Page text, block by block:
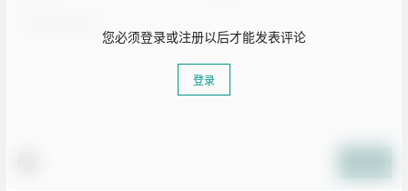
您必须登录或注册以后才能发表评论
登录